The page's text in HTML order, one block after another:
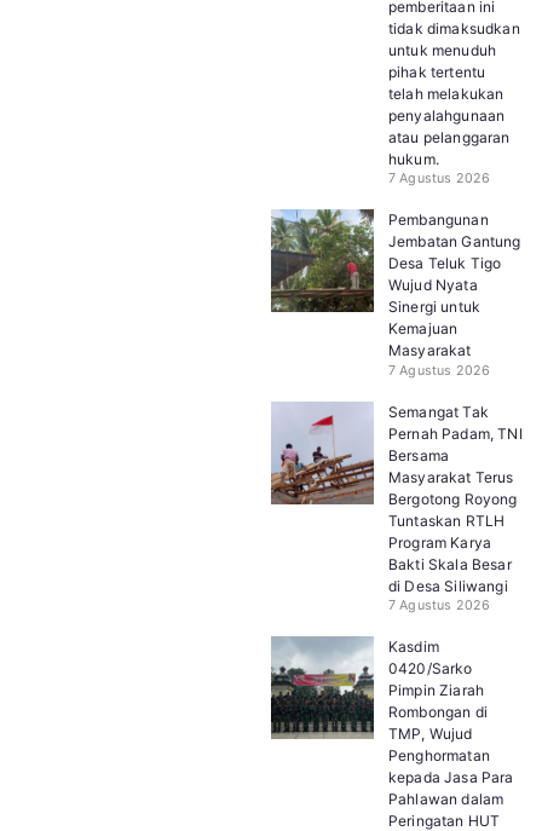
pemberitaan ini
tidak dimaksudkan
untuk menuduh
pihak tertentu
telah melakukan
penyalahgunaan
atau pelanggaran
hukum.
7 Agustus 2026
Pembangunan
Jembatan Gantung
Desa Teluk Tigo
Wujud Nyata
Sinergi untuk
Kemajuan
Masyarakat
7 Agustus 2026
Semangat Tak
Pernah Padam, TNI
Bersama
Masyarakat Terus
Bergotong Royong
Tuntaskan RTLH
Program Karya
Bakti Skala Besar
di Desa Siliwangi
7 Agustus 2026
Kasdim
0420/Sarko
Pimpin Ziarah
Rombongan di
TMP, Wujud
Penghormatan
kepada Jasa Para
Pahlawan dalam
Peringatan HUT